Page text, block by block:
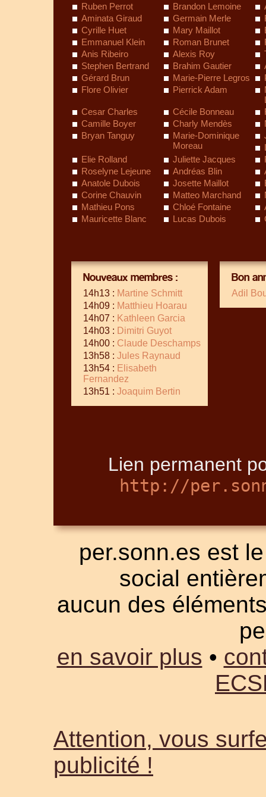
Ruben Perrot
Brandon Lemoine
Aminata Giraud
Germain Merle
Cyrille Huet
Mary Maillot
Emmanuel Klein
Roman Brunet
Anis Ribeiro
Alexis Roy
Stephen Bertrand
Brahim Gautier
Gérard Brun
Marie-Pierre Legros
Flore Olivier
Pierrick Adam
Cesar Charles
Cécile Bonneau
Camille Boyer
Charly Mendès
Bryan Tanguy
Marie-Dominique
Moreau
Elie Rolland
Juliette Jacques
Roselyne Lejeune
Andréas Blin
Anatole Dubois
Josette Maillot
Corine Chauvin
Matteo Marchand
Mathieu Pons
Chloé Fontaine
Mauricette Blanc
Lucas Dubois
Nouveaux membres :
14h13 : Martine Schmitt
14h09 : Matthieu Hoarau
14h07 : Kathleen Garcia
14h03 : Dimitri Guyot
14h00 : Claude Deschamps
13h58 : Jules Raynaud
13h54 : Elisabeth
Fernandez
13h51 : Joaquim Bertin
Bon
Adil
Lien permanent
http://
per.sonn.es est
social
aucun des
en savoir plus •
Attention, vous
publicité !